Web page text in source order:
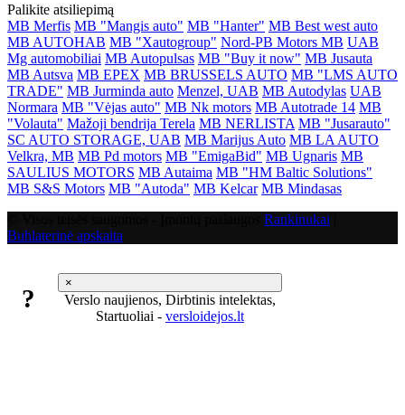
Palikite atsiliepimą
MB Merfis MB "Mangis auto" MB "Hanter" MB Best west auto
MB AUTOHAB MB "Xautogroup" Nord-PB Motors MB UAB
Mg automobiliai MB Autopulsas MB "Buy it now" MB Jusauta
MB Autsva MB EPEX MB BRUSSELS AUTO MB "LMS AUTO
TRADE" MB Jurminda auto Menzel, UAB MB Autodylas UAB
Normara MB "Vėjas auto" MB Nk motors MB Autotrade 14 MB
"Volauta" Mažoji bendrija Terela MB NERLISTA MB "Jusarauto"
SC AUTO STORAGE, UAB MB Marijus Auto MB LA AUTO
Velkra, MB MB Pd motors MB "EmigaBid" MB Ugnaris MB
SAULIUS MOTORS MB Autaima MB "HM Baltic Solutions"
MB S&S Motors MB "Autoda" MB Kelcar MB Mindasas
Rankinukai
Buhlaterinė apskaita
×
?
Verslo naujienos, Dirbtinis intelektas,
Startuoliai - versloidejos.lt